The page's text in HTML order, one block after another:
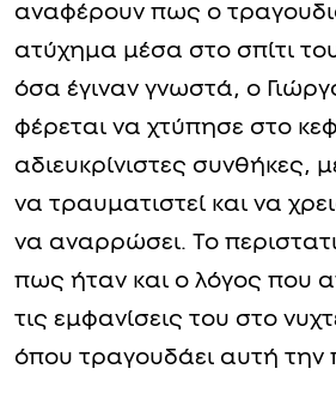
αναφέρουν πως ο
ατύχημα μέσα στο σπίτι
όσα έγιναν γνωστά, ο
φέρεται να χτύπησε στο
αδιευκρίνιστες συνθήκες,
να τραυματιστεί και να
να αναρρώσει. Το
πως ήταν και ο λόγος που
τις εμφανίσεις του στο
όπου τραγουδάει αυτή την